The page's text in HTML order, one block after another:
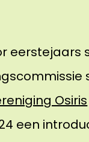
eerstejaars
Osiris
een